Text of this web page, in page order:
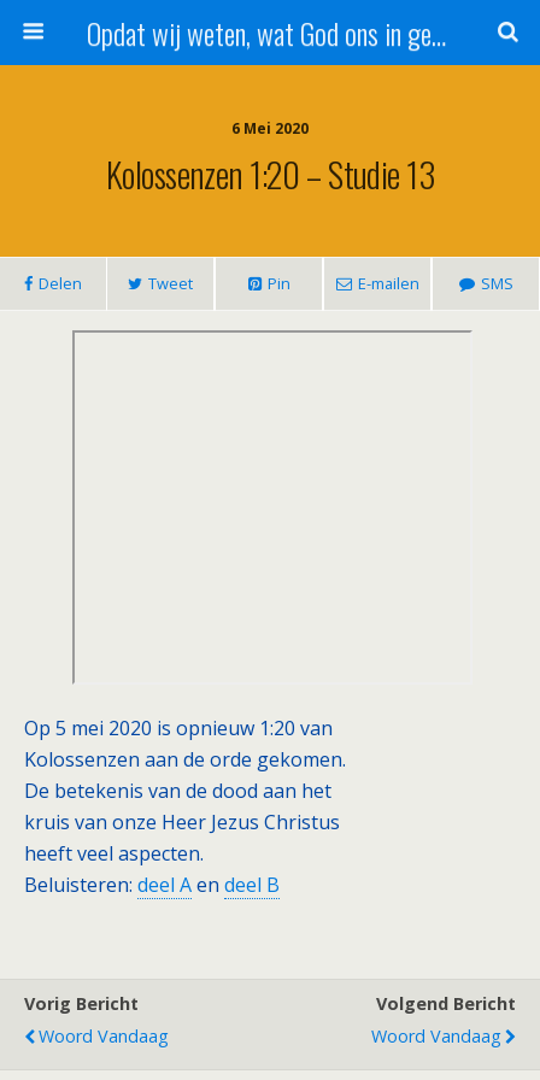
Opdat wij weten, wat God ons in genade schenkt!
6 Mei 2020
Kolossenzen 1:20 – Studie 13
Delen Tweet Pin E-mailen SMS
Op 5 mei 2020 is opnieuw 1:20 van
Kolossenzen aan de orde gekomen.
De betekenis van de dood aan het
kruis van onze Heer Jezus Christus
heeft veel aspecten.
Beluisteren: deel Aen deel B
Vorig Bericht
Woord Vandaag
Volgend Bericht
Woord Vandaag